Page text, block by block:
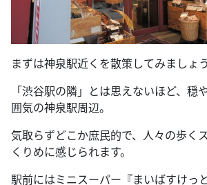
まずは神泉駅近くを散策してみましょう
「渋谷駅の隣」とは思えないほど、穏
囲気の神泉駅周辺。
気取らずどこか庶民的で、人々の歩く
くりめに感じられます。
駅前にはミニスーパー『まいばすけっ